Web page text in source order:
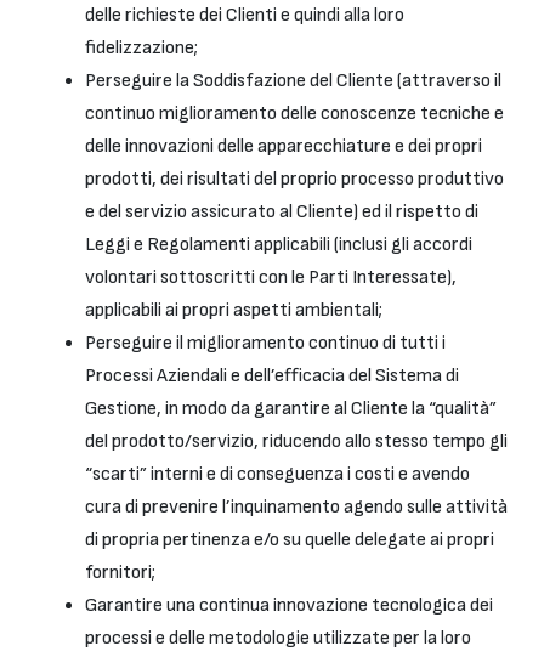
delle richieste dei Clienti e quindi alla loro
fidelizzazione;
Perseguire la Soddisfazione del Cliente (attraverso il
continuo miglioramento delle conoscenze tecniche e
delle innovazioni delle apparecchiature e dei propri
prodotti, dei risultati del proprio processo produttivo
e del servizio assicurato al Cliente) ed il rispetto di
Leggi e Regolamenti applicabili (inclusi gli accordi
volontari sottoscritti con le Parti Interessate),
applicabili ai propri aspetti ambientali;
Perseguire il miglioramento continuo di tutti i
Processi Aziendali e dell’efficacia del Sistema di
Gestione, in modo da garantire al Cliente la “qualità”
del prodotto/servizio, riducendo allo stesso tempo gli
“scarti” interni e di conseguenza i costi e avendo
cura di prevenire l’inquinamento agendo sulle attività
di propria pertinenza e/o su quelle delegate ai propri
fornitori;
Garantire una continua innovazione tecnologica dei
processi e delle metodologie utilizzate per la loro